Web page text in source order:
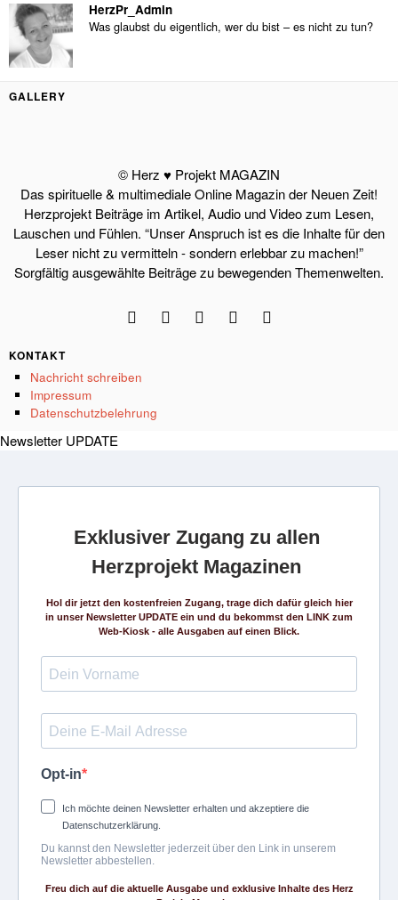
HerzPr_Admin
Was glaubst du eigentlich, wer du bist – es nicht zu tun?
GALLERY
© Herz ♥ Projekt MAGAZIN
Das spirituelle & multimediale Online Magazin der Neuen Zeit!
Herzprojekt Beiträge im Artikel, Audio und Video zum Lesen,
Lauschen und Fühlen. “Unser Anspruch ist es die Inhalte für den
Leser nicht zu vermitteln - sondern erlebbar zu machen!”
Sorgfältig ausgewählte Beiträge zu bewegenden Themenwelten.
KONTAKT
Nachricht schreiben
Impressum
Datenschutzbelehrung
Newsletter UPDATE